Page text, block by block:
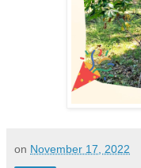
on November 17, 2022